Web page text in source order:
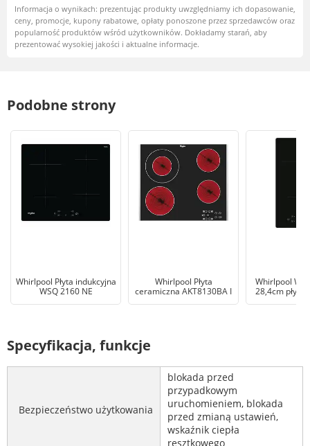
Informacja o wynikach: prezentując produkty uwzględniamy ich dopasowanie,
ceny, promocje, kupony rabatowe, opłaty ponoszone przez sprzedawców oraz
popularność produktów wśród użytkowników. Dokładamy starań, aby
prezentować wysokiej jakości i aktualne informacje.
Podobne strony
Whirlpool Płyta indukcyjna
WSQ 2160 NE
Whirlpool Płyta
ceramiczna AKT8130BA I
Whirlpool WS
28,4cm płyta
Specyfikacja, funkcje
Bezpieczeństwo użytkowania
blokada przed
przypadkowym
uruchomieniem, blokada
przed zmianą ustawień,
wskaźnik ciepła
resztkowego